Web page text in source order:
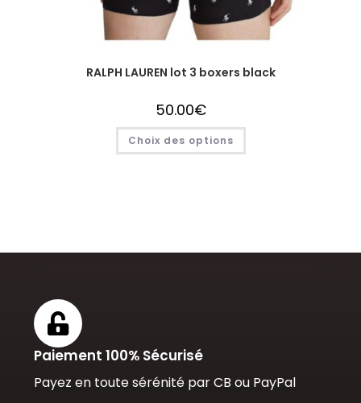
RALPH LAUREN lot 3 boxers black
50.00€
Choix des options
Paiement 100% Sécurisé
Payez en toute sérénité par CB ou PayPal